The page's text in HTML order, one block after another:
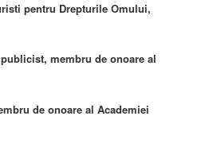
pentru Drepturile Omului,
membru de onoare al
de onoare al Academiei